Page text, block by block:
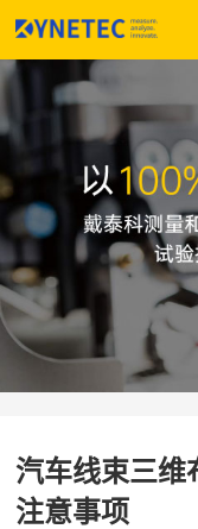
汽车线束三维
注意事项